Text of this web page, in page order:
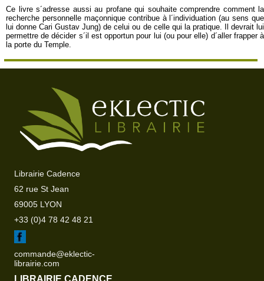
Ce livre s´adresse aussi au profane qui souhaite comprendre comment la
recherche personnelle maçonnique contribue à l´individuation (au sens que
lui donne Cari Gustav Jung) de celui ou de celle qui la pratique. Il devrait lui
permettre de décider s´il est opportun pour lui (ou pour elle) d´aller frapper à
la porte du Temple.
Librairie Cadence
62 rue St Jean
69005 LYON
+33 (0)4 78 42 48 21
commande@eklectic-
librairie.com